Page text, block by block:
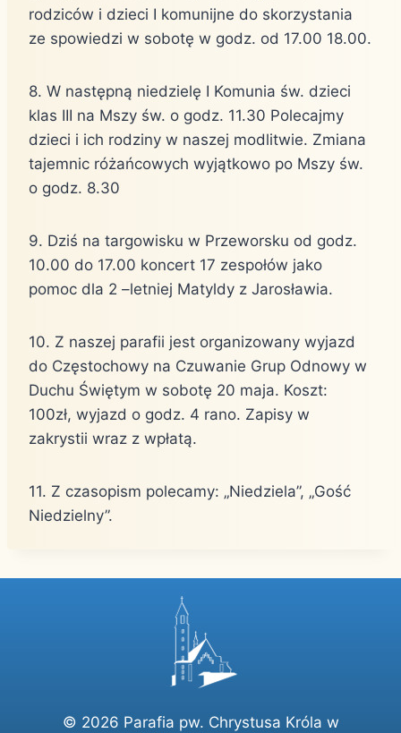
rodziców i dzieci I komunijne do skorzystania
ze spowiedzi w sobotę w godz. od 17.00 18.00.
8. W następną niedzielę I Komunia św. dzieci
klas III na Mszy św. o godz. 11.30 Polecajmy
dzieci i ich rodziny w naszej modlitwie. Zmiana
tajemnic różańcowych wyjątkowo po Mszy św.
o godz. 8.30
9. Dziś na targowisku w Przeworsku od godz.
10.00 do 17.00 koncert 17 zespołów jako
pomoc dla 2 –letniej Matyldy z Jarosławia.
10. Z naszej parafii jest organizowany wyjazd
do Częstochowy na Czuwanie Grup Odnowy w
Duchu Świętym w sobotę 20 maja. Koszt:
100zł, wyjazd o godz. 4 rano. Zapisy w
zakrystii wraz z wpłatą.
11. Z czasopism polecamy: „Niedziela”, „Gość
Niedzielny”.
© 2026 Parafia pw. Chrystusa Króla w